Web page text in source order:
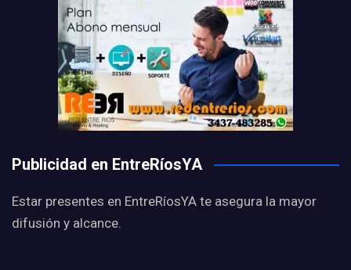
Publicidad en EntreRíosYA
Estar presentes en EntreRíosYA te asegura la mayor
difusión y alcance.